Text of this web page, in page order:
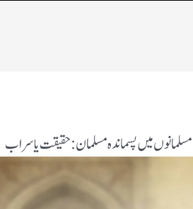
مسلمانوں میں پسماندہ مسلمان: حقیقت یا سراب